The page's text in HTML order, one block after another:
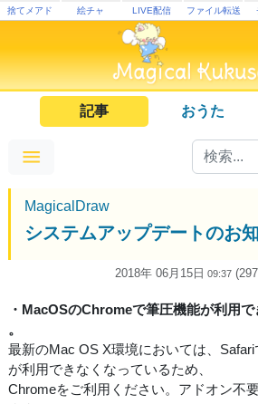
捨てメアド 絵チャ LIVE配信 ファイル転送
記事 おうた
MagicalDraw
システムアップデートのお
2018年 06月15日 09:37
・MacOSのChromeで筆圧機能が利用
。
最新のMac OS X環境においては、
が利用できなくなっているため、
Chromeをご利用ください。アドオン不